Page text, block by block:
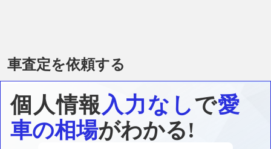
車査定を依頼する
個人情報 入力なしで愛
車の相場がわかる!